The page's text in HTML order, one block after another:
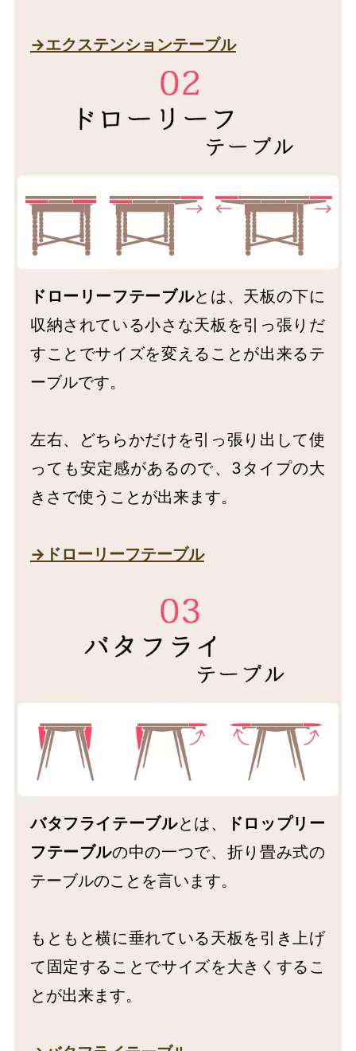
→エクステンションテーブル
ドローリーフテーブルとは、天板の下に
収納されている小さな天板を引っ張りだ
すことでサイズを変えることが出来るテ
ーブルです。
左右、どちらかだけを引っ張り出して使
っても安定感があるので、3タイプの大
きさで使うことが出来ます。
→ドローリーフテーブル
バタフライテーブルとは、
ドロップリー
フテーブルの中の一つで、折り畳み式の
テーブルのことを言います。
もともと横に垂れている天板を引き上げ
て固定することでサイズを大きくするこ
とが出来ます。